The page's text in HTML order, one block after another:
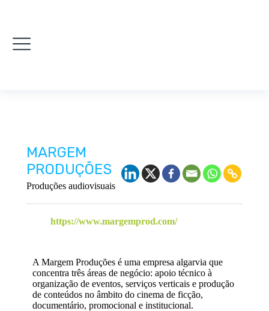
MARGEM
PRODUÇÕES
Produções audiovisuais
https://www.margemprod.com/
A Margem Produções é uma empresa algarvia que
concentra três áreas de negócio: apoio técnico à
organização de eventos, serviços verticais e produção
de conteúdos no âmbito do cinema de ficção,
documentário, promocional e institucional.